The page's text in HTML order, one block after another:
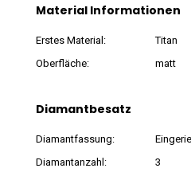
Material Informationen
Erstes Material:
Titan
Oberfläche:
matt
Diamantbesatz
Diamantfassung:
Diamantanzahl:
3